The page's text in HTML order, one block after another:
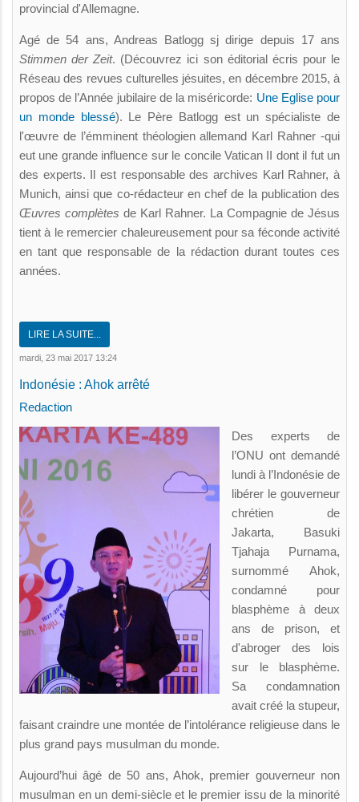
provincial d'Allemagne.
Agé de 54 ans, Andreas Batlogg sj dirige depuis 17 ans
Stimmen der Zeit. (Découvrez ici son éditorial écris pour le
Réseau des revues culturelles jésuites, en décembre 2015, à
propos de l’Année jubilaire de la miséricorde: Une Eglise pour
un monde blessé). Le Père Batlogg est un spécialiste de
l'œuvre de l’émminent théologien allemand Karl Rahner -qui
eut une grande influence sur le concile Vatican II dont il fut un
des experts. Il est responsable des archives Karl Rahner, à
Munich, ainsi que co-rédacteur en chef de la publication des
Œuvres complètes de Karl Rahner. La Compagnie de Jésus
tient à le remercier chaleureusement pour sa féconde activité
en tant que responsable de la rédaction durant toutes ces
années.
LIRE LA SUITE...
mardi, 23 mai 2017 13:24
Indonésie : Ahok arrêté
Redaction
Des experts de
l’ONU ont demandé
lundi à l’Indonésie de
libérer le gouverneur
chrétien de
Jakarta, Basuki
Tjahaja Purnama,
surnommé Ahok,
condamné pour
blasphème à deux
ans de prison, et
d'abroger des lois
sur le blasphème.
Sa condamnation
avait créé la stupeur,
faisant craindre une montée de l’intolérance religieuse dans le
plus grand pays musulman du monde.
Aujourd’hui âgé de 50 ans, Ahok, premier gouverneur non
musulman en un demi-siècle et le premier issu de la minorité